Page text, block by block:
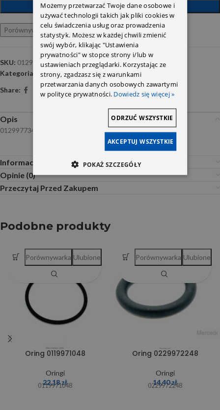
DODAJ DO KOSZYKA
Porównywarka Ulubione
SKU: 0129977345 64
Kategoria:
Oringi
Share:
Opis
0129977345 64
Informacje dodatkowe
Opinie (0)
Przeczytaj Przed Zakupem
Podobne produkty
Oring 0119971048
Oringi
22,18zł
0119971048
Porównywarka Ulubione
Oring 0229972248
Oringi
14,40zł
0229972248
Porównywarka Ulubione
Możemy przetwarzać Twoje dane osobowe i
używać technologii takich jak pliki cookies w
celu świadczenia usług oraz prowadzenia
statystyk. Możesz w każdej chwili zmienić
swój wybór, klikając "Ustawienia
prywatności" w stopce strony i/lub w
ustawieniach przeglądarki. Korzystając ze
strony, zgadzasz się z warunkami
przetwarzania danych osobowych zawartymi
w polityce prywatności. Dowiedz się więcej »
AKCEPTUJ WSZYSTKIE
ODRZUĆ WSZYSTKIE
POKAŻ SZCZEGÓŁY